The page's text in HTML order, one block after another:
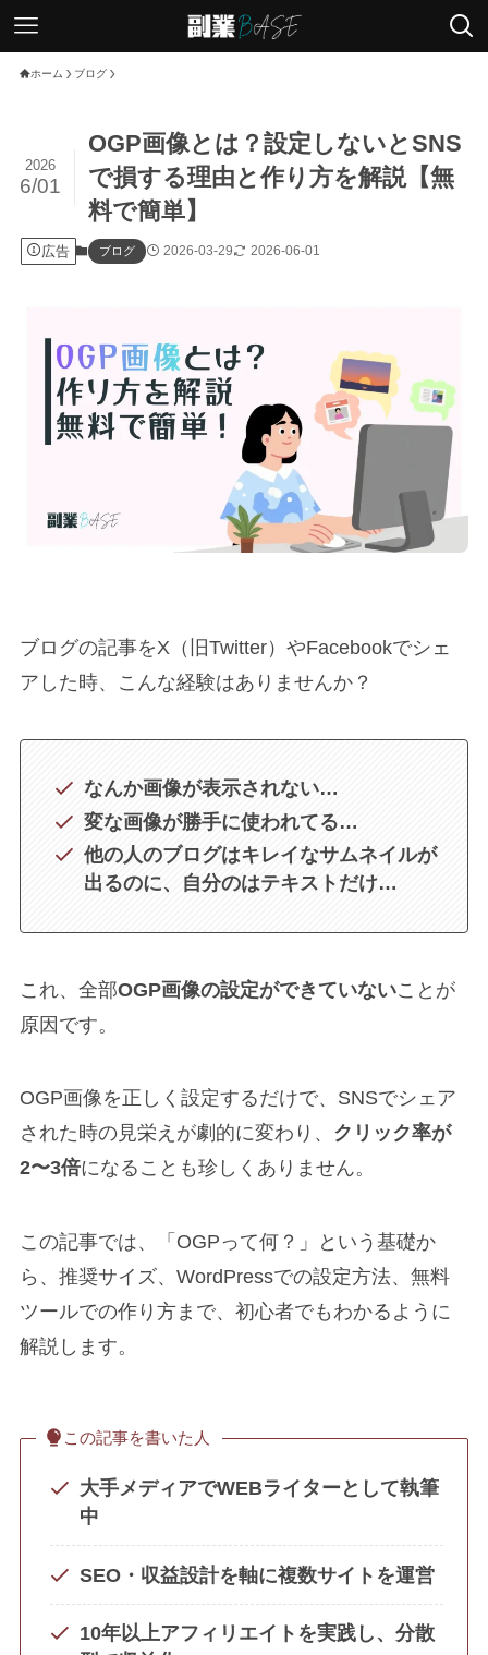
ホーム ブログ
OGP画像とは？設定しないとSNS
で損する理由と作り方を解説【無
料で簡単】
2026
6/01
広告 ブログ 2026-03-29 2026-06-01
ブログの記事をX（旧Twitter）やFacebookでシェ
アした時、こんな経験はありませんか？
なんか画像が表示されない…
変な画像が勝手に使われてる…
他の人のブログはキレイなサムネイルが
出るのに、自分のはテキストだけ…
これ、全部OGP画像の設定ができていないことが
原因です。
OGP画像を正しく設定するだけで、SNSでシェア
された時の見栄えが劇的に変わり、 クリック率が
2〜3倍になることも珍しくありません。
この記事では、「OGPって何？」という基礎か
ら、推奨サイズ、WordPressでの設定方法、無料
ツールでの作り方まで、初心者でもわかるように
解説します。
この記事を書いた人
大手メディアでWEBライターとして執筆
中
SEO・収益設計を軸に複数サイトを運営
10年以上アフィリエイトを実践し、分散